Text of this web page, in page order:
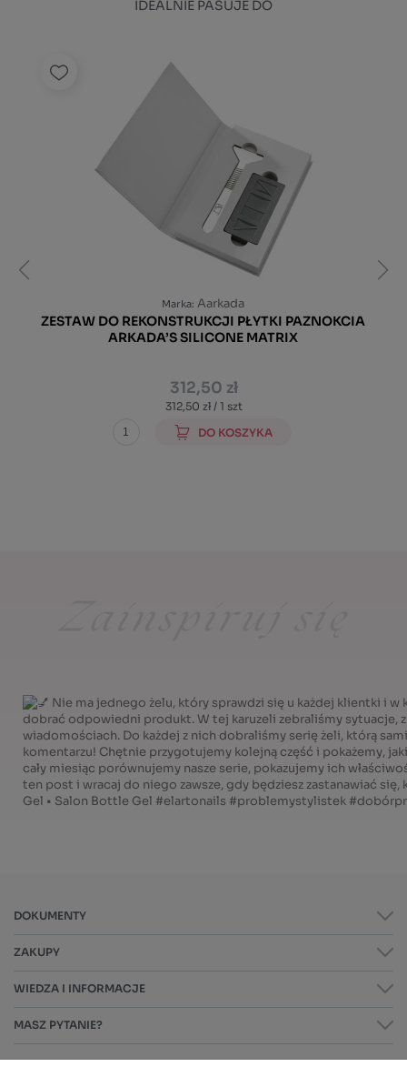
IDEALNIE PASUJE DO
Marka: Aarkada
ZESTAW DO REKONSTRUKCJI PŁYTKI PAZNOKCIA
ARKADA’S SILICONE MATRIX
312,50 zł
312,50 zł / 1 szt
DO KOSZYKA
MASZ PYTANIE?
ZAKUPY
DOKUMENTY
WIEDZA I INFORMACJE